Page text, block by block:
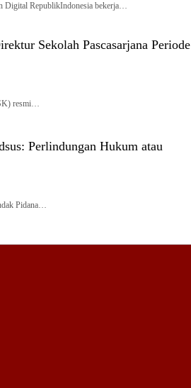
Digital RepublikIndonesia bekerja…
Sekolah Pascasarjana Periode
resmi…
Perlindungan Hukum atau
Pidana…